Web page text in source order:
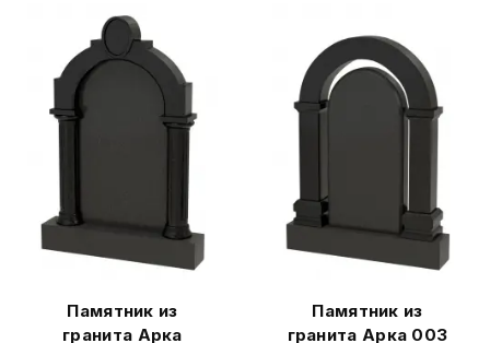
Памятник из
гранита Арка
Памятник из
гранита Арка 003